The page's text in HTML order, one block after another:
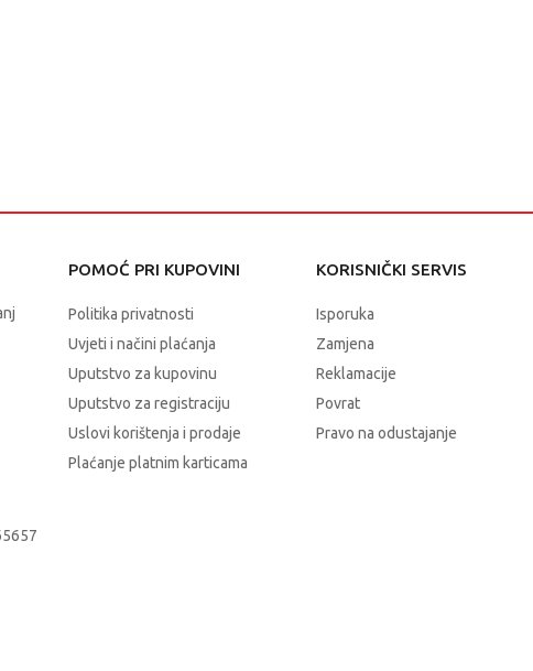
POMOĆ PRI KUPOVINI
Politika privatnosti
Uvjeti i načini plaćanja
Uputstvo za kupovinu
Uputstvo za registraciju
Uslovi korištenja i prodaje
Plaćanje platnim karticama
KORISNIČKI SERVIS
Isporuka
Zamjena
Reklamacije
Povrat
Pravo na odustajanje